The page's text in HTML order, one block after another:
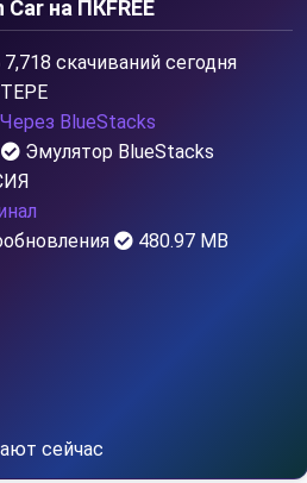
Car на ПКFREE
7,718 скачиваний сегодня
Через BlueStacks
Эмулятор BlueStacks
480.97 MB
сейчас